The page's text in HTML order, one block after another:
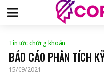
Tin tức chứng khoán
BÁO CÁO PHÂN TÍCH
15/09/2021